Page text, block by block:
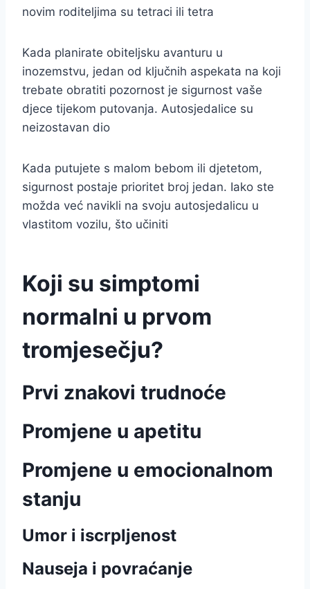
novim roditeljima su tetraci ili tetra
Kada planirate obiteljsku avanturu u
inozemstvu, jedan od ključnih aspekata na koji
trebate obratiti pozornost je sigurnost vaše
djece tijekom putovanja. Autosjedalice su
neizostavan dio
Kada putujete s malom bebom ili djetetom,
sigurnost postaje prioritet broj jedan. Iako ste
možda već navikli na svoju autosjedalicu u
vlastitom vozilu, što učiniti
Koji su simptomi
normalni u prvom
tromjesečju?
Prvi znakovi trudnoće
Promjene u apetitu
Promjene u emocionalnom
stanju
Umor i iscrpljenost
Nauseja i povraćanje